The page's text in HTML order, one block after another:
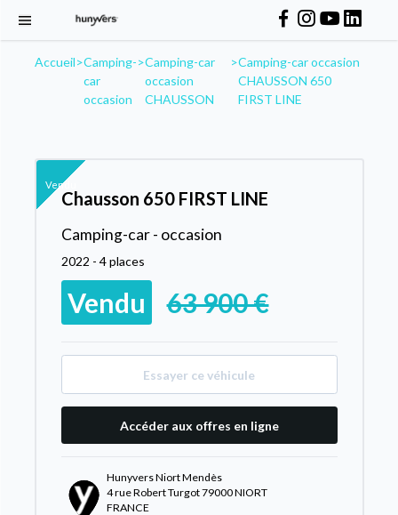
Accueil>Camping-
car
occasion
>Camping-car
occasion
CHAUSSON
>Camping-car occasion
CHAUSSON 650
FIRST LINE
Vendu
Chausson 650 FIRST LINE
Camping-car - occasion
2022 - 4 places
Vendu 63 900 €
Essayer ce véhicule
Accéder aux offres en ligne
Hunyvers Niort Mendès
4 rue Robert Turgot 79000 NIORT
FRANCE